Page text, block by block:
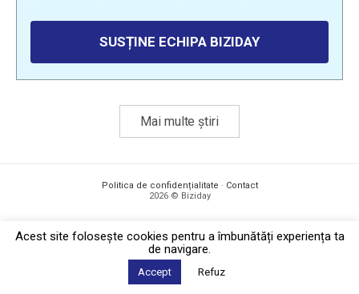
SUSȚINE ECHIPA BIZIDAY
Mai multe știri
Politica de confidențialitate · Contact
2026 © Biziday
Acest site foloseşte cookies pentru a îmbunătăți experiența ta
de navigare.
Accept Refuz